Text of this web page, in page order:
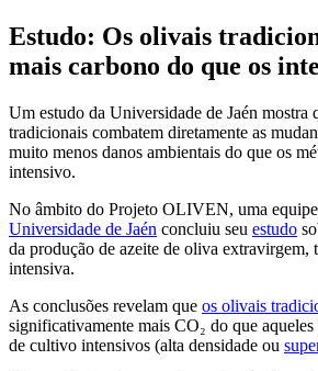
Estudo: Os olivais
mais carbono do que os
Um estudo da Universidade de Jaén mostra
tradicionais combatem diretamente as
muito menos danos ambientais do que os
intensivo.
No âmbito do Projeto OLIVEN, uma equipe
Universidade de Jaén concluiu seu estudo
da produção de azeite de oliva extravirgem,
intensiva.
As conclusões revelam que os olivais
significativamente mais CO₂ do que
de cultivo intensivos (alta densidade ou